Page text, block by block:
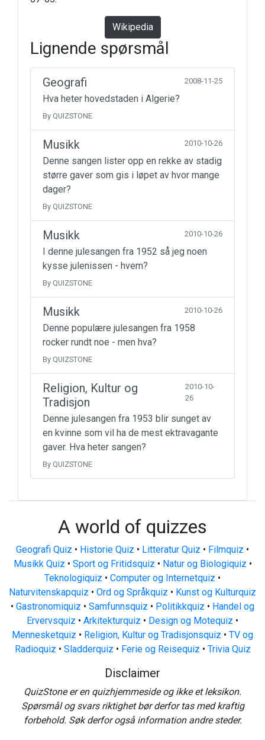
Wikipedia
Lignende spørsmål
Geografi 2008-11-25
Hva heter hovedstaden i Algerie?
By QUIZSTONE
Musikk 2010-10-26
Denne sangen lister opp en rekke av stadig
større gaver som gis i løpet av hvor mange
dager?
By QUIZSTONE
Musikk 2010-10-26
I denne julesangen fra 1952 så jeg noen
kysse julenissen - hvem?
By QUIZSTONE
Musikk 2010-10-26
Denne populære julesangen fra 1958
rocker rundt noe - men hva?
By QUIZSTONE
Religion, Kultur og
Tradisjon
2010-10-
26
Denne julesangen fra 1953 blir sunget av
en kvinne som vil ha de mest ektravagante
gaver. Hva heter sangen?
By QUIZSTONE
A world of quizzes
Geografi Quiz • Historie Quiz • Litteratur Quiz • Filmquiz •
Musikk Quiz • Sport og Fritidsquiz • Natur og Biologiquiz •
Teknologiquiz • Computer og Internetquiz •
Naturvitenskapquiz • Ord og Språkquiz • Kunst og Kulturquiz
• Gastronomiquiz • Samfunnsquiz • Politikkquiz • Handel og
Ervervsquiz • Arkitekturquiz • Design og Motequiz •
Mennesketquiz • Religion, Kultur og Tradisjonsquiz • TV og
Radioquiz • Sladderquiz • Ferie og Reisequiz • Trivia Quiz
Disclaimer
QuizStone er en quizhjemmeside og ikke et leksikon.
Spørsmål og svars riktighet bør derfor tas med kraftig
forbehold. Søk derfor også information andre steder.